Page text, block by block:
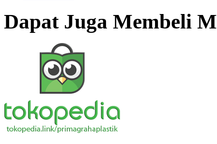
Dapat Juga Membeli